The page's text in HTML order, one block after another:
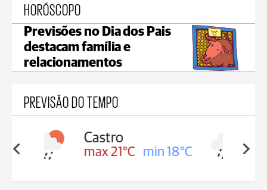
HORÓSCOPO
Previsões no Dia dos Pais
destacam família e
relacionamentos
PREVISÃO DO TEMPO
18°C
Carambeí
max 20°C min 18°C